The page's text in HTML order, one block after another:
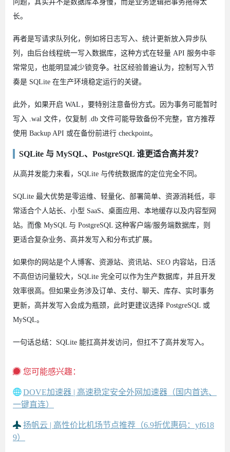
问题，其实并不是数据库本身慢，而是业务逻辑把事务拖得太
长。
再者是写请求队列化，例如将日志写入、统计更新放入异步队
列，由后台线程统一写入数据库，这种方式在轻量 API 服务中非
常常见，也能明显减少锁竞争。社区经验普遍认为，控制写入节
奏是 SQLite 在生产环境稳定运行的关键。
此外，如果开启 WAL，要特别注意备份方式。因为事务可能暂时
写入 .wal 文件，仅复制 .db 文件可能导致备份不完整，官方推荐
使用 Backup API 或在备份前进行 checkpoint。
SQLite 与 MySQL、PostgreSQL 谁更适合高并发？
从高并发能力来看，SQLite 与传统数据库的定位完全不同。
SQLite 最大优势是零运维、轻量化、部署简单、资源消耗低，非
常适合个人站长、小型 SaaS、桌面应用、本地缓存以及内容型网
站。而像 MySQL 与 PostgreSQL 这种客户端/服务端数据库，则
更适合复杂业务、高并发写入和分布式扩展。
如果你的网站是个人博客、资源站、资讯站、SEO 内容站，日活
不高但访问量较大，SQLite 完全可以作为生产数据库，并且开发
效率很高。但如果业务涉及订单、支付、聊天、库存、实时事务
更新，高并发写入会成为瓶颈，此时更建议选择 PostgreSQL 或
MySQL。
一句话总结：SQLite 能扛高并发访问，但扛不了高并发写入。
您可能感兴趣：
DOVE加速器 | 高速稳定安全外网加速器（国内首选、
一键直连）
扬帆云 | 高性价比机场节点推荐（6.9折优惠码：yf618
9）